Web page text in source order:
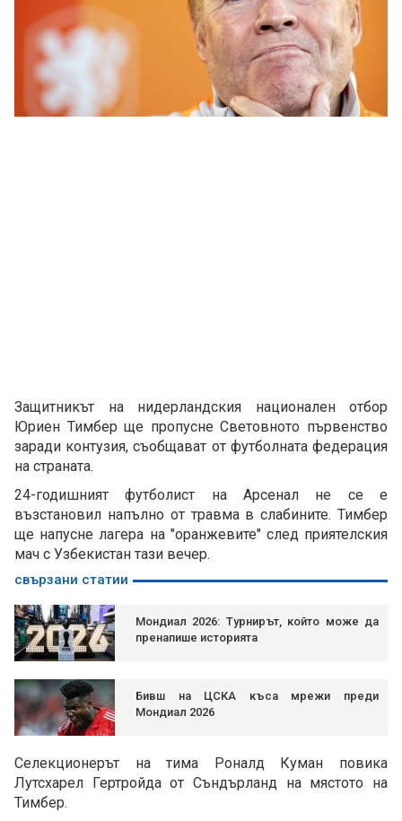
Защитникът на нидерландския национален отбор
Юриен Тимбер ще пропусне Световното първенство
заради контузия, съобщават от футболната федерация
на страната.
24-годишният футболист на Арсенал не се е
възстановил напълно от травма в слабините. Тимбер
ще напусне лагера на "оранжевите" след приятелския
мач с Узбекистан тази вечер.
свързани статии
Мондиал 2026: Турнирът, който може да
пренапише историята
Бивш на ЦСКА къса мрежи преди
Мондиал 2026
Селекционерът на тима Роналд Куман повика
Лутсхарел Гертрoйда от Съндърланд на мястото на
Тимбер.